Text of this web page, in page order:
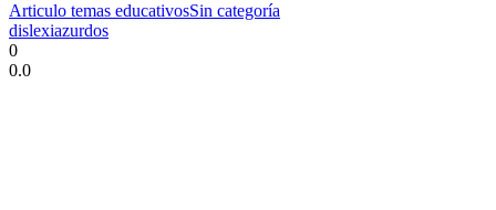
Articulo temas educativosSin categoría
dislexiazurdos
0
0.0